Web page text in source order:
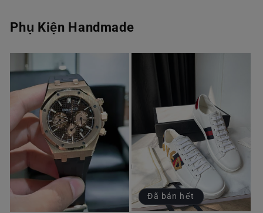
Phụ Kiện Handmade
Đã bán hết